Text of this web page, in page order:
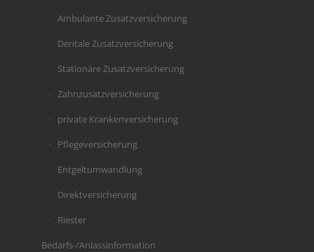
Ambulante Zusatzversicherung
Dentale Zusatzversicherung
Stationäre Zusatzversicherung
Zahnzusatzversicherung
private Krankenversicherung
Pflegeversicherung
Entgeltumwandlung
Direktversicherung
Riester
Bedarfs-/Anlassinformation